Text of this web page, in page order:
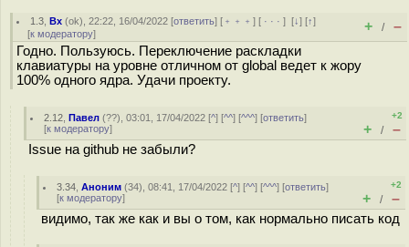
1.3 ,Bx (ok), 22:22, 16/04/2022 [ответить] [ ﹢﹢﹢] [ · · ·][↓] [↑]
[к модератору] + / –
Годно. Пользуюсь. Переключение раскладки
клавиатуры на уровне отличном от global ведет к жору
100% одного ядра. Удачи проекту.
2.12 ,Павел (??), 03:01, 17/04/2022 [^] [^^] [^^^] [ответить]
[к модератору]
+2
+ / –
Issue на github не забыли?
3.34 ,Аноним (34), 08:41, 17/04/2022 [^] [^^] [^^^] [ответить]
[к модератору]
+2
+ / –
видимо, так же как и вы о том, как нормально писать код